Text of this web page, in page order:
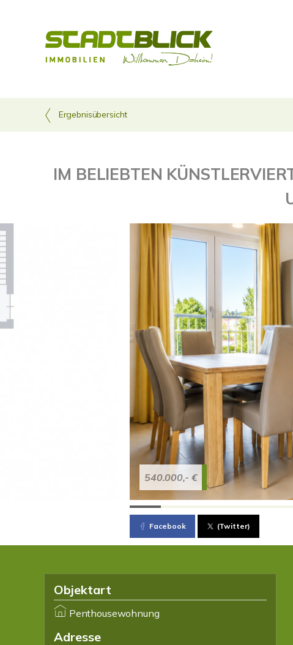
Ergebnisübersicht
IM BELIEBTEN
540.000,- €
Facebook (Twitter)
Objektart
Penthousewohnung
Adresse